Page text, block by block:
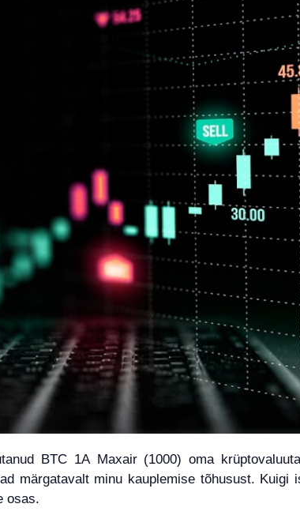
BTC 1A Maxair (1000) oma
märgatavalt minu kauplemise tõhusust.
osas.